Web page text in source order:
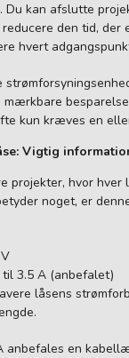
Du kan afslutte
den tid, der
hvert
mærkbare
kun kræves en
Vigtig
projekter, hvor
noget, er
til 3.5 A (anbefalet)
låsens
anbefales en